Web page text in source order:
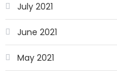
July 2021
June 2021
May 2021